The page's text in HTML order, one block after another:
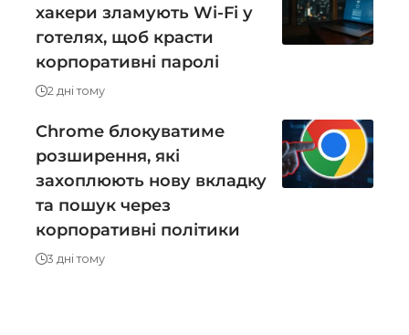
хакери зламують Wi-Fi у
готелях, щоб красти
корпоративні паролі
2 дні тому
Chrome блокуватиме
розширення, які
захоплюють нову вкладку
та пошук через
корпоративні політики
3 дні тому